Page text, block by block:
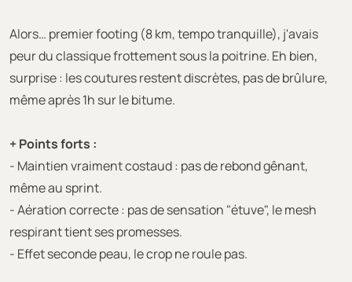
Alors… premier footing (8 km, tempo tranquille), j'avais
peur du classique frottement sous la poitrine. Eh bien,
surprise : les coutures restent discrètes, pas de brûlure,
même après 1h sur le bitume.
+ Points forts :
- Maintien vraiment costaud : pas de rebond gênant,
même au sprint.
- Aération correcte : pas de sensation "étuve", le mesh
respirant tient ses promesses.
- Effet seconde peau, le crop ne roule pas.